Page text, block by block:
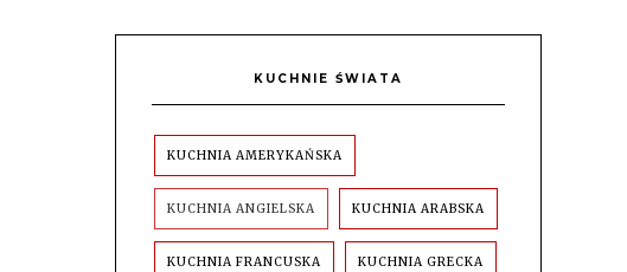
KUCHNIE ŚWIATA
KUCHNIA AMERYKAŃSKA
KUCHNIA ANGIELSKA KUCHNIA ARABSKA
KUCHNIA FRANCUSKA KUCHNIA GRECKA